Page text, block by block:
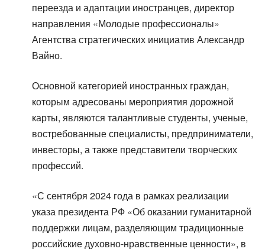
переезда и адаптации иностранцев, директор
направления «Молодые профессионалы»
Агентства стратегических инициатив Александр
Вайно.
Основной категорией иностранных граждан,
которым адресованы мероприятия дорожной
карты, являются талантливые студенты, ученые,
востребованные специалисты, предприниматели,
инвесторы, а также представители творческих
профессий.
«С сентября 2024 года в рамках реализации
указа президента РФ «Об оказании гуманитарной
поддержки лицам, разделяющим традиционные
российские духовно-нравственные ценности», в